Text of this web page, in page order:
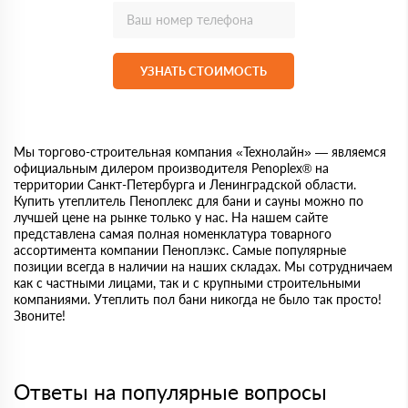
УЗНАТЬ СТОИМОСТЬ
Мы торгово-строительная компания «Технолайн» — являемся
официальным дилером производителя Penoplex® на
территории Санкт-Петербурга и Ленинградской области.
Купить утеплитель Пеноплекс для бани и сауны можно по
лучшей цене на рынке только у нас. На нашем сайте
представлена самая полная номенклатура товарного
ассортимента компании Пеноплэкс. Самые популярные
позиции всегда в наличии на наших складах. Мы сотрудничаем
как с частными лицами, так и с крупными строительными
компаниями. Утеплить пол бани никогда не было так просто!
Звоните!
Ответы на популярные вопросы